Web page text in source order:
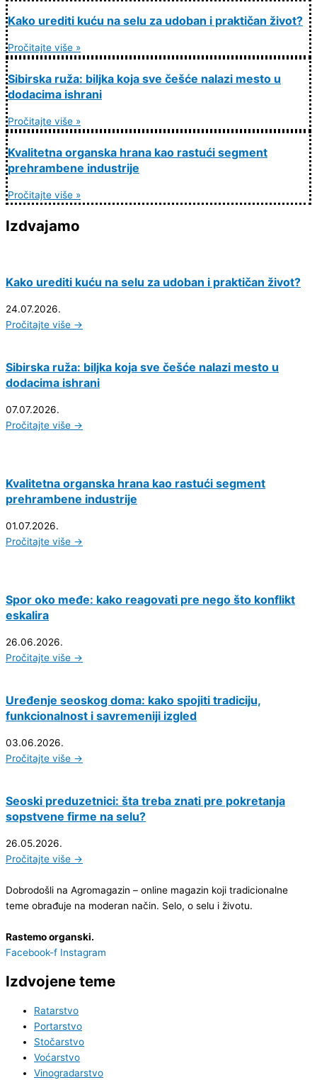
Kako urediti kuću na selu za udoban i praktičan život?
Pročitajte više »
Sibirska ruža: biljka koja sve češće nalazi mesto u
dodacima ishrani
Pročitajte više »
Kvalitetna organska hrana kao rastući segment
prehrambene industrije
Pročitajte više »
Izdvajamo
Kako urediti kuću na selu za udoban i praktičan život?
24.07.2026.
Pročitajte više →
Sibirska ruža: biljka koja sve češće nalazi mesto u
dodacima ishrani
07.07.2026.
Pročitajte više →
Kvalitetna organska hrana kao rastući segment
prehrambene industrije
01.07.2026.
Pročitajte više →
Spor oko međe: kako reagovati pre nego što konflikt
eskalira
26.06.2026.
Pročitajte više →
Uređenje seoskog doma: kako spojiti tradiciju,
funkcionalnost i savremeniji izgled
03.06.2026.
Pročitajte više →
Seoski preduzetnici: šta treba znati pre pokretanja
sopstvene firme na selu?
26.05.2026.
Pročitajte više →
Dobrodošli na Agromagazin – online magazin koji tradicionalne
teme obrađuje na moderan način. Selo, o selu i životu.
Rastemo organski.
Facebook-f Instagram
Izdvojene teme
Ratarstvo
Portarstvo
Stočarstvo
Voćarstvo
Vinogradarstvo